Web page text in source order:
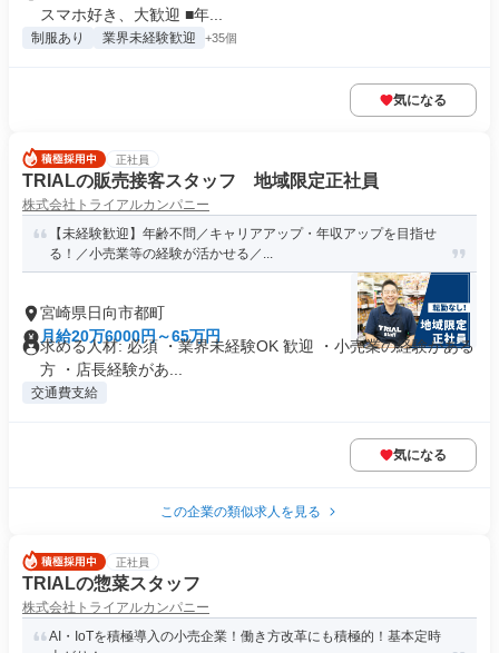
スマホ好き、大歓迎 ■年...
制服あり 業界未経験歓迎 +35個
気になる
正社員
TRIALの販売接客スタッフ 地域限定正社員
株式会社トライアルカンパニー
【未経験歓迎】年齢不問／キャリアアップ・年収アップを目指せ
る！／小売業等の経験が活かせる／...
宮崎県日向市都町
月給20万6000円～65万円
求める人材: 必須 ・業界未経験OK 歓迎 ・小売業の経験がある
方 ・店長経験があ...
交通費支給
気になる
この企業の類似求人を見る
正社員
TRIALの惣菜スタッフ
株式会社トライアルカンパニー
AI・IoTを積極導入の小売企業！働き方改革にも積極的！基本定時